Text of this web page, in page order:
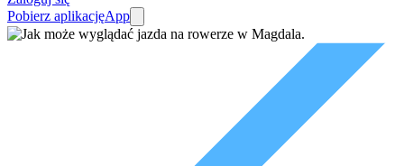
Pobierz aplikacjęApp